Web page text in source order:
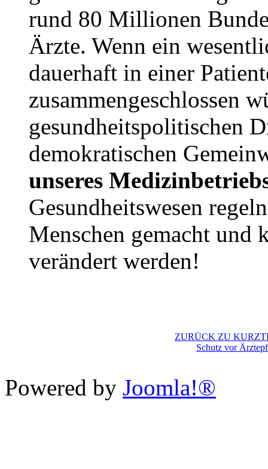
rund 80 Millionen
Ärzte. Wenn ein
dauerhaft in einer
zusammengeschlossen
gesundheitspolitischen
demokratischen
unseres
Gesundheitswesen
Menschen gemacht und
verändert werden!
ZURÜCK ZU
Schutz vor
Powered by Joomla!®